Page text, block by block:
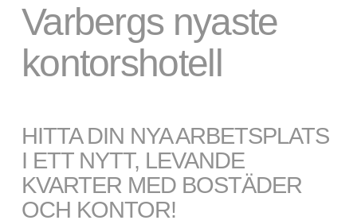
Varbergs nyaste
kontorshotell
HITTA DIN NYA ARBETSPLATS
I ETT NYTT, LEVANDE
KVARTER MED BOSTÄDER
OCH KONTOR!